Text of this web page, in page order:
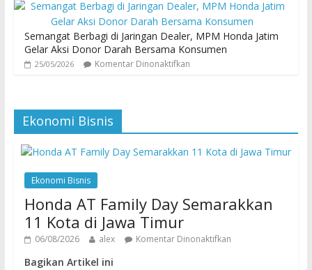
Semangat Berbagi di Jaringan Dealer, MPM Honda Jatim
Gelar Aksi Donor Darah Bersama Konsumen
25/05/2026 Komentar Dinonaktifkan
Ekonomi Bisnis
Ekonomi Bisnis
Honda AT Family Day Semarakkan
11 Kota di Jawa Timur
06/08/2026 alex Komentar Dinonaktifkan
Bagikan Artikel ini